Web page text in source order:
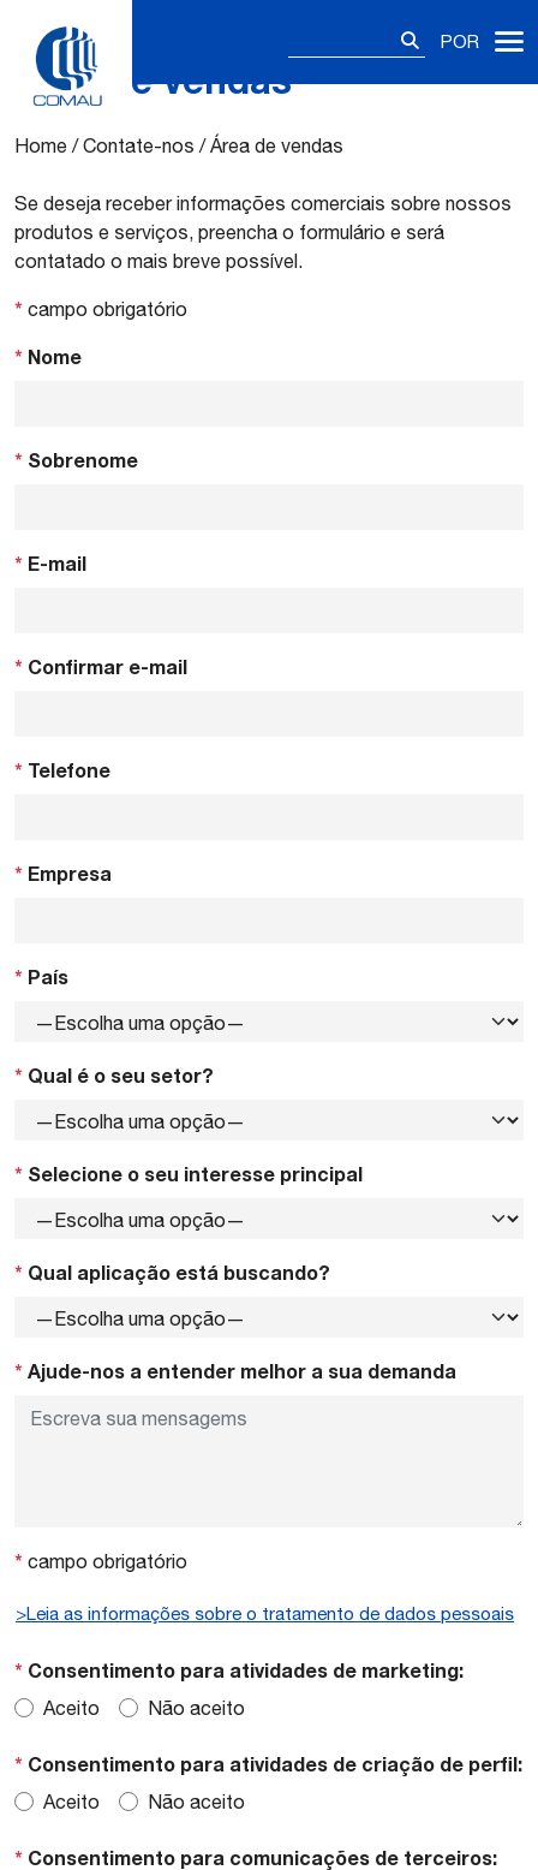
POR
Área de vendas
Home /Contate-nos /Área de vendas
Se deseja receber informações comerciais sobre nossos
produtos e serviços, preencha o formulário e será
contatado o mais breve possível.
* campo obrigatório
* Nome
* Sobrenome
* E-mail
* Confirmar e-mail
* Telefone
* Empresa
* País
* Qual é o seu setor?
* Selecione o seu interesse principal
* Qual aplicação está buscando?
* Ajude-nos a entender melhor a sua demanda
* campo obrigatório
>Leia as informações sobre o tratamento de dados pessoais
* Consentimento para atividades de marketing:
Aceito Não aceito
* Consentimento para atividades de criação de perfil:
Aceito Não aceito
* Consentimento para comunicações de terceiros: